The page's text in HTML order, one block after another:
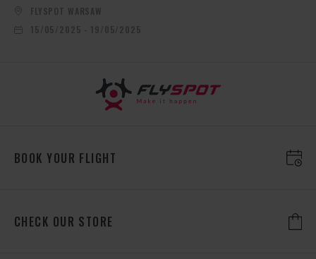
FLYSPOT WARSAW
15/05/2025 - 19/05/2025
BOOK YOUR FLIGHT
CHECK OUR STORE